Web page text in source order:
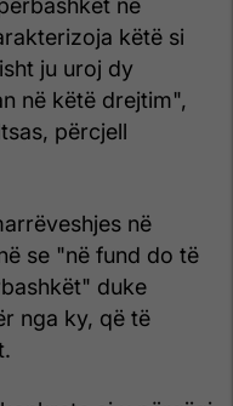
në
këtë si
ju uroj dy
në këtë drejtim",
përcjell
në
se "në fund do të
duke
nga ky, që të